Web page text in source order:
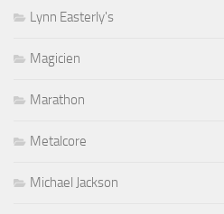
Lynn Easterly's
Magicien
Marathon
Metalcore
Michael Jackson